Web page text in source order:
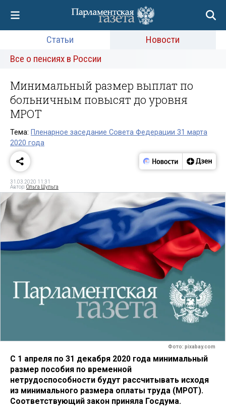
Статьи
Новости
Все о пенсиях в России
Минимальный размер выплат по
больничным повысят до уровня
МРОТ
Тема: Пленарное заседание Совета Федерации 31 марта
2020 года
31.03.2020 11:31
Автор:Ольга Шульга
Фото: pixabay.com
С 1 апреля по 31 декабря 2020 года минимальный
размер пособия по временной
нетрудоспособности будут рассчитывать исходя
из минимального размера оплаты труда (МРОТ).
Соответствующий закон приняла Госдума.